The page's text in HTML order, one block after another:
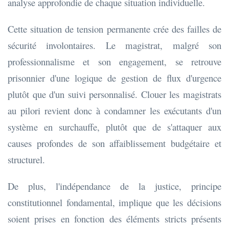
Cette situation de tension permanente crée des failles de
sécurité involontaires. Le magistrat, malgré son
professionnalisme et son engagement, se retrouve
prisonnier d'une logique de gestion de flux d'urgence
plutôt que d'un suivi personnalisé. Clouer les magistrats
au pilori revient donc à condamner les exécutants d'un
système en surchauffe, plutôt que de s'attaquer aux
causes profondes de son affaiblissement budgétaire et
structurel.
De plus, l'indépendance de la justice, principe
constitutionnel fondamental, implique que les décisions
soient prises en fonction des éléments stricts présents